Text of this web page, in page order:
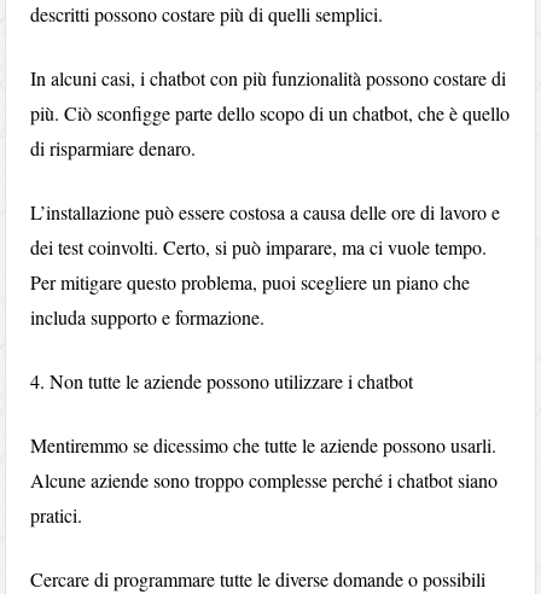
descritti possono costare più di quelli semplici.
In alcuni casi, i chatbot con più funzionalità possono costare di
più. Ciò sconfigge parte dello scopo di un chatbot, che è quello
di risparmiare denaro.
L’installazione può essere costosa a causa delle ore di lavoro e
dei test coinvolti. Certo, si può imparare, ma ci vuole tempo.
Per mitigare questo problema, puoi scegliere un piano che
includa supporto e formazione.
4. Non tutte le aziende possono utilizzare i chatbot
Mentiremmo se dicessimo che tutte le aziende possono usarli.
Alcune aziende sono troppo complesse perché i chatbot siano
pratici.
Cercare di programmare tutte le diverse domande o possibili